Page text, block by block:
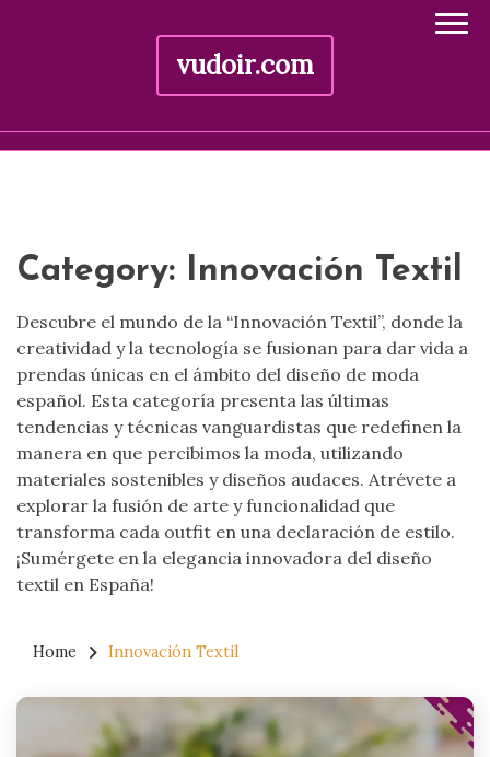
vudoir.com
Category: Innovación Textil
Descubre el mundo de la “Innovación Textil”, donde la
creatividad y la tecnología se fusionan para dar vida a
prendas únicas en el ámbito del diseño de moda
español. Esta categoría presenta las últimas
tendencias y técnicas vanguardistas que redefinen la
manera en que percibimos la moda, utilizando
materiales sostenibles y diseños audaces. Atrévete a
explorar la fusión de arte y funcionalidad que
transforma cada outfit en una declaración de estilo.
¡Sumérgete en la elegancia innovadora del diseño
textil en España!
Home Innovación Textil